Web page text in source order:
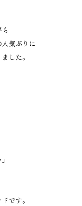
気ぶりに
した。
です。